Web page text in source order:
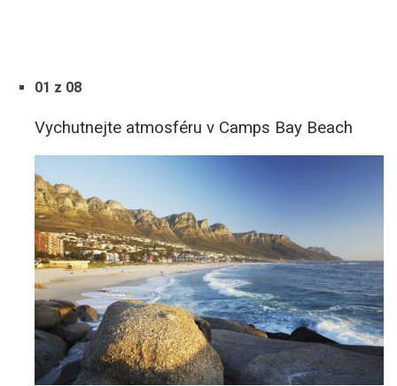
01 z 08
Vychutnejte atmosféru v Camps Bay Beach